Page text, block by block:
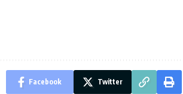
Facebook Twitter